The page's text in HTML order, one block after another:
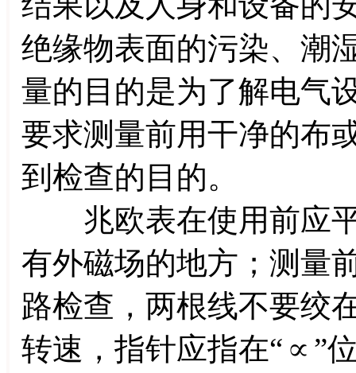
绝缘物表面的污染、潮
量的目的是为了解电气
要求测量前用干净的布
到检查的目的。
兆欧表在使用前应平
有外磁场的地方；测量
路检查，两根线不要绞
转速，指针应指在“∝”